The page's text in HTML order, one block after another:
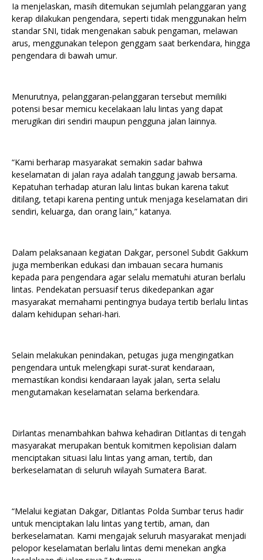
Ia menjelaskan, masih ditemukan sejumlah pelanggaran yang
kerap dilakukan pengendara, seperti tidak menggunakan helm
standar SNI, tidak mengenakan sabuk pengaman, melawan
arus, menggunakan telepon genggam saat berkendara, hingga
pengendara di bawah umur.
Menurutnya, pelanggaran-pelanggaran tersebut memiliki
potensi besar memicu kecelakaan lalu lintas yang dapat
merugikan diri sendiri maupun pengguna jalan lainnya.
“Kami berharap masyarakat semakin sadar bahwa
keselamatan di jalan raya adalah tanggung jawab bersama.
Kepatuhan terhadap aturan lalu lintas bukan karena takut
ditilang, tetapi karena penting untuk menjaga keselamatan diri
sendiri, keluarga, dan orang lain,” katanya.
Dalam pelaksanaan kegiatan Dakgar, personel Subdit Gakkum
juga memberikan edukasi dan imbauan secara humanis
kepada para pengendara agar selalu mematuhi aturan berlalu
lintas. Pendekatan persuasif terus dikedepankan agar
masyarakat memahami pentingnya budaya tertib berlalu lintas
dalam kehidupan sehari-hari.
Selain melakukan penindakan, petugas juga mengingatkan
pengendara untuk melengkapi surat-surat kendaraan,
memastikan kondisi kendaraan layak jalan, serta selalu
mengutamakan keselamatan selama berkendara.
Dirlantas menambahkan bahwa kehadiran Ditlantas di tengah
masyarakat merupakan bentuk komitmen kepolisian dalam
menciptakan situasi lalu lintas yang aman, tertib, dan
berkeselamatan di seluruh wilayah Sumatera Barat.
“Melalui kegiatan Dakgar, Ditlantas Polda Sumbar terus hadir
untuk menciptakan lalu lintas yang tertib, aman, dan
berkeselamatan. Kami mengajak seluruh masyarakat menjadi
pelopor keselamatan berlalu lintas demi menekan angka